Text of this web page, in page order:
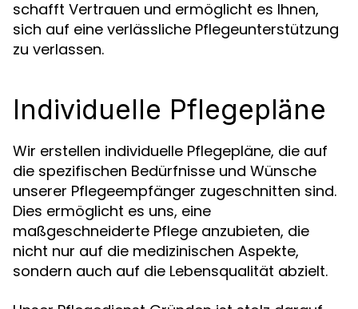
schafft Vertrauen und ermöglicht es Ihnen,
sich auf eine verlässliche Pflegeunterstützung
zu verlassen.
Individuelle Pflegepläne
Wir erstellen individuelle Pflegepläne, die auf
die spezifischen Bedürfnisse und Wünsche
unserer Pflegeempfänger zugeschnitten sind.
Dies ermöglicht es uns, eine
maßgeschneiderte Pflege anzubieten, die
nicht nur auf die medizinischen Aspekte,
sondern auch auf die Lebensqualität abzielt.